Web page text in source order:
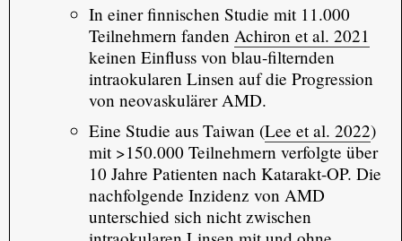
In einer finnischen Studie mit 11.000
Teilnehmern fandenAchiron et al. 2021
keinen Einfluss von blau-filternden
intraokularen Linsen auf die Progression
von neovaskulärer AMD.
Eine Studie aus Taiwan (Lee et al. 2022)
mit >150.000 Teilnehmern verfolgte über
10 Jahre Patienten nach Katarakt-OP. Die
nachfolgende Inzidenz von AMD
unterschied sich nicht zwischen